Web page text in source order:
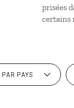
prisées
certains
PAR PAYS